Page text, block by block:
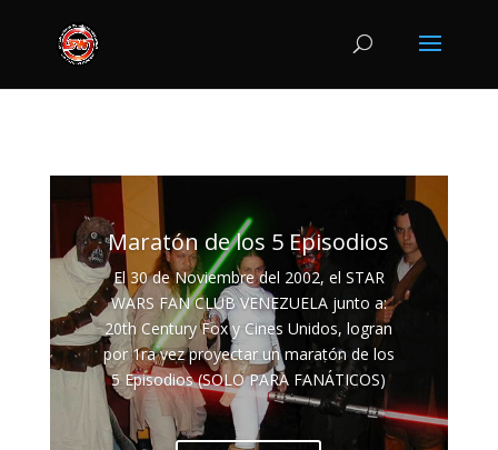
Maratón de los 5 Episodios
El 30 de Noviembre del 2002, el STAR
WARS FAN CLUB VENEZUELA junto a:
20th Century Fox y Cines Unidos, logran
por 1ra vez proyectar un maratón de los
5 Episodios (SOLO PARA FANÁTICOS)